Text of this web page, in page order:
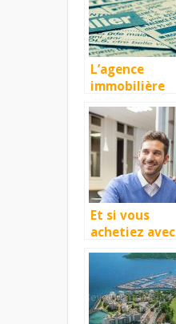
L’agence
immobilière
avec ses
annonces
immobilières
Et si vous
achetiez avec
une agence
immobilière ?